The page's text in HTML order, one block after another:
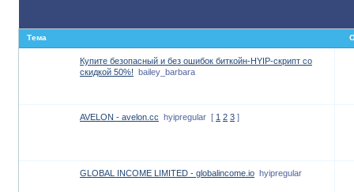
Тема
Купите безопасный и без ошибок биткойн-HYIP-скрипт со
скидкой 50%! bailey_barbara
AVELON - avelon.cc hyipregular [ 1 2 3 ]
GLOBAL INCOME LIMITED - globalincome.io hyipregular